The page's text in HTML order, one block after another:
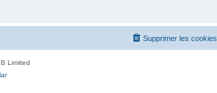
Supprimer les cookies
Limited